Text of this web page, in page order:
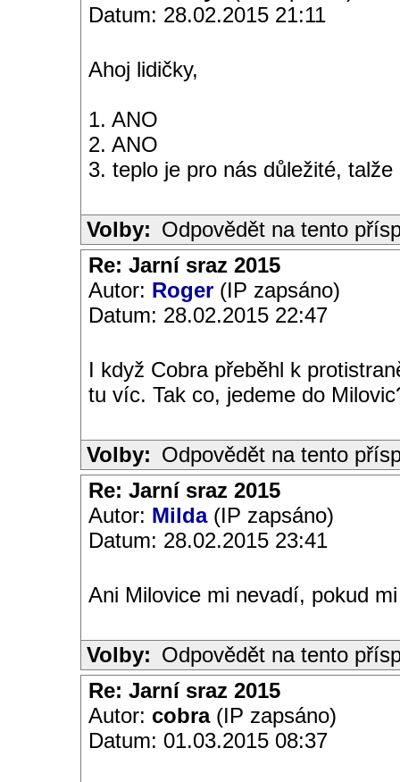
Datum: 28.02.2015 21:11
Ahoj lidičky,
1. ANO
2. ANO
3. teplo je pro nás důležité,
Volby: Odpovědět na tento
Re: Jarní sraz 2015
Autor: Roger (IP zapsáno)
Datum: 28.02.2015 22:47
I když Cobra přeběhl k
tu víc. Tak co, jedeme do
Volby: Odpovědět na tento
Re: Jarní sraz 2015
Autor: Milda(IP zapsáno)
Datum: 28.02.2015 23:41
Ani Milovice mi nevadí, pokud
Volby: Odpovědět na tento
Re: Jarní sraz 2015
Autor: cobra(IP zapsáno)
Datum: 01.03.2015 08:37